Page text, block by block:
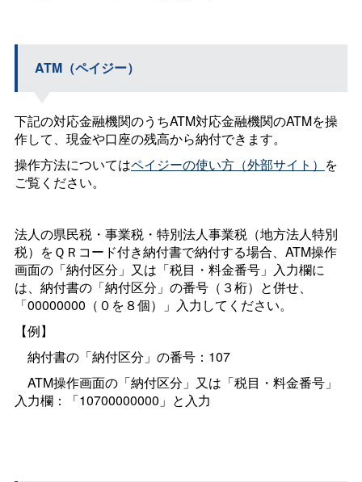
ATM（ペイジー）
下記の対応金融機関のうちATM対応金融機関のATMを操
作して、現金や口座の残高から納付できます。
操作方法についてはペイジーの使い方（外部サイト） を
ご覧ください。
法人の県民税・事業税・特別法人事業税（地方法人特別
税）をＱＲコード付き納付書で納付する場合、ATM操作
画面の「納付区分」又は「税目・料金番号」入力欄に
は、納付書の「納付区分」の番号（３桁）と併せ、
「00000000（０を８個）」入力してください。
【例】
納付書の「納付区分」の番号：107
ATM操作画面の「納付区分」又は「税目・料金番号」
入力欄：「10700000000」と入力